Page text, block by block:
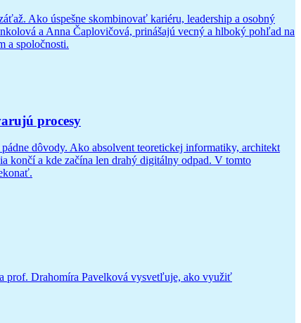
Ako úspešne skombinovať kariéru, leadership a osobný
a Anna Čaplovičová, prinášajú vecný a hlboký pohľad na
a spoločnosti.
procesy
dôvody. Ako absolvent teoretickej informatiky, architekt
končí a kde začína len drahý digitálny odpad. V tomto
prof. Drahomíra Pavelková vysvetľuje, ako využiť